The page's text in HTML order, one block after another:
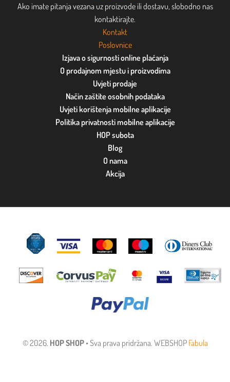
Ako imate pitanja vezana uz proizvode ili dostavu, slobodno nas
kontaktirajte.
Kontakt
Poslovnice
Izjava o sigurnosti online plaćanja
O prodajnom mjestu i proizvodima
Uvjeti prodaje
Način zaštite osobnih podataka
Uvjeti korištenja mobilne aplikacije
Politika privatnosti mobilne aplikacije
HOP subota
Blog
O nama
Akcija
© 2026. HOP SHOP• Sva prava pridržana. WEBSHOP Fabula